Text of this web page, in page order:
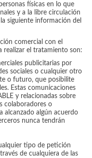
físicas en lo que
y a la libre circulación
siguiente información del
comercial con el
realizar el tratamiento son:
publicitarias por
sociales o cualquier otro
o futuro, que posibilite
Estas comunicaciones
y relacionadas sobre
colaboradores o
alcanzado algún acuerdo
nunca tendrán
tipo de petición
de cualquiera de las